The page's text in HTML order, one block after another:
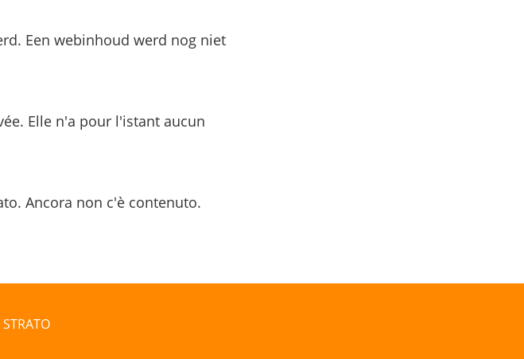
Een webinhoud werd nog niet
Elle n'a pour l'istant aucun
Ancora non c'è contenuto.